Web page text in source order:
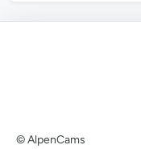
© AlpenCams